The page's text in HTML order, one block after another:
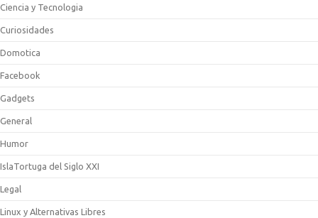
Ciencia y Tecnologia
Curiosidades
Domotica
Facebook
Gadgets
General
Humor
IslaTortuga del Siglo XXI
Legal
Linux y Alternativas Libres